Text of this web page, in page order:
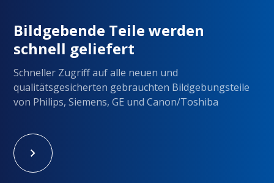
Bildgebende Teile werden
schnell geliefert
Schneller Zugriff auf alle neuen und
qualitätsgesicherten gebrauchten Bildgebungsteile
von Philips, Siemens, GE und Canon/Toshiba